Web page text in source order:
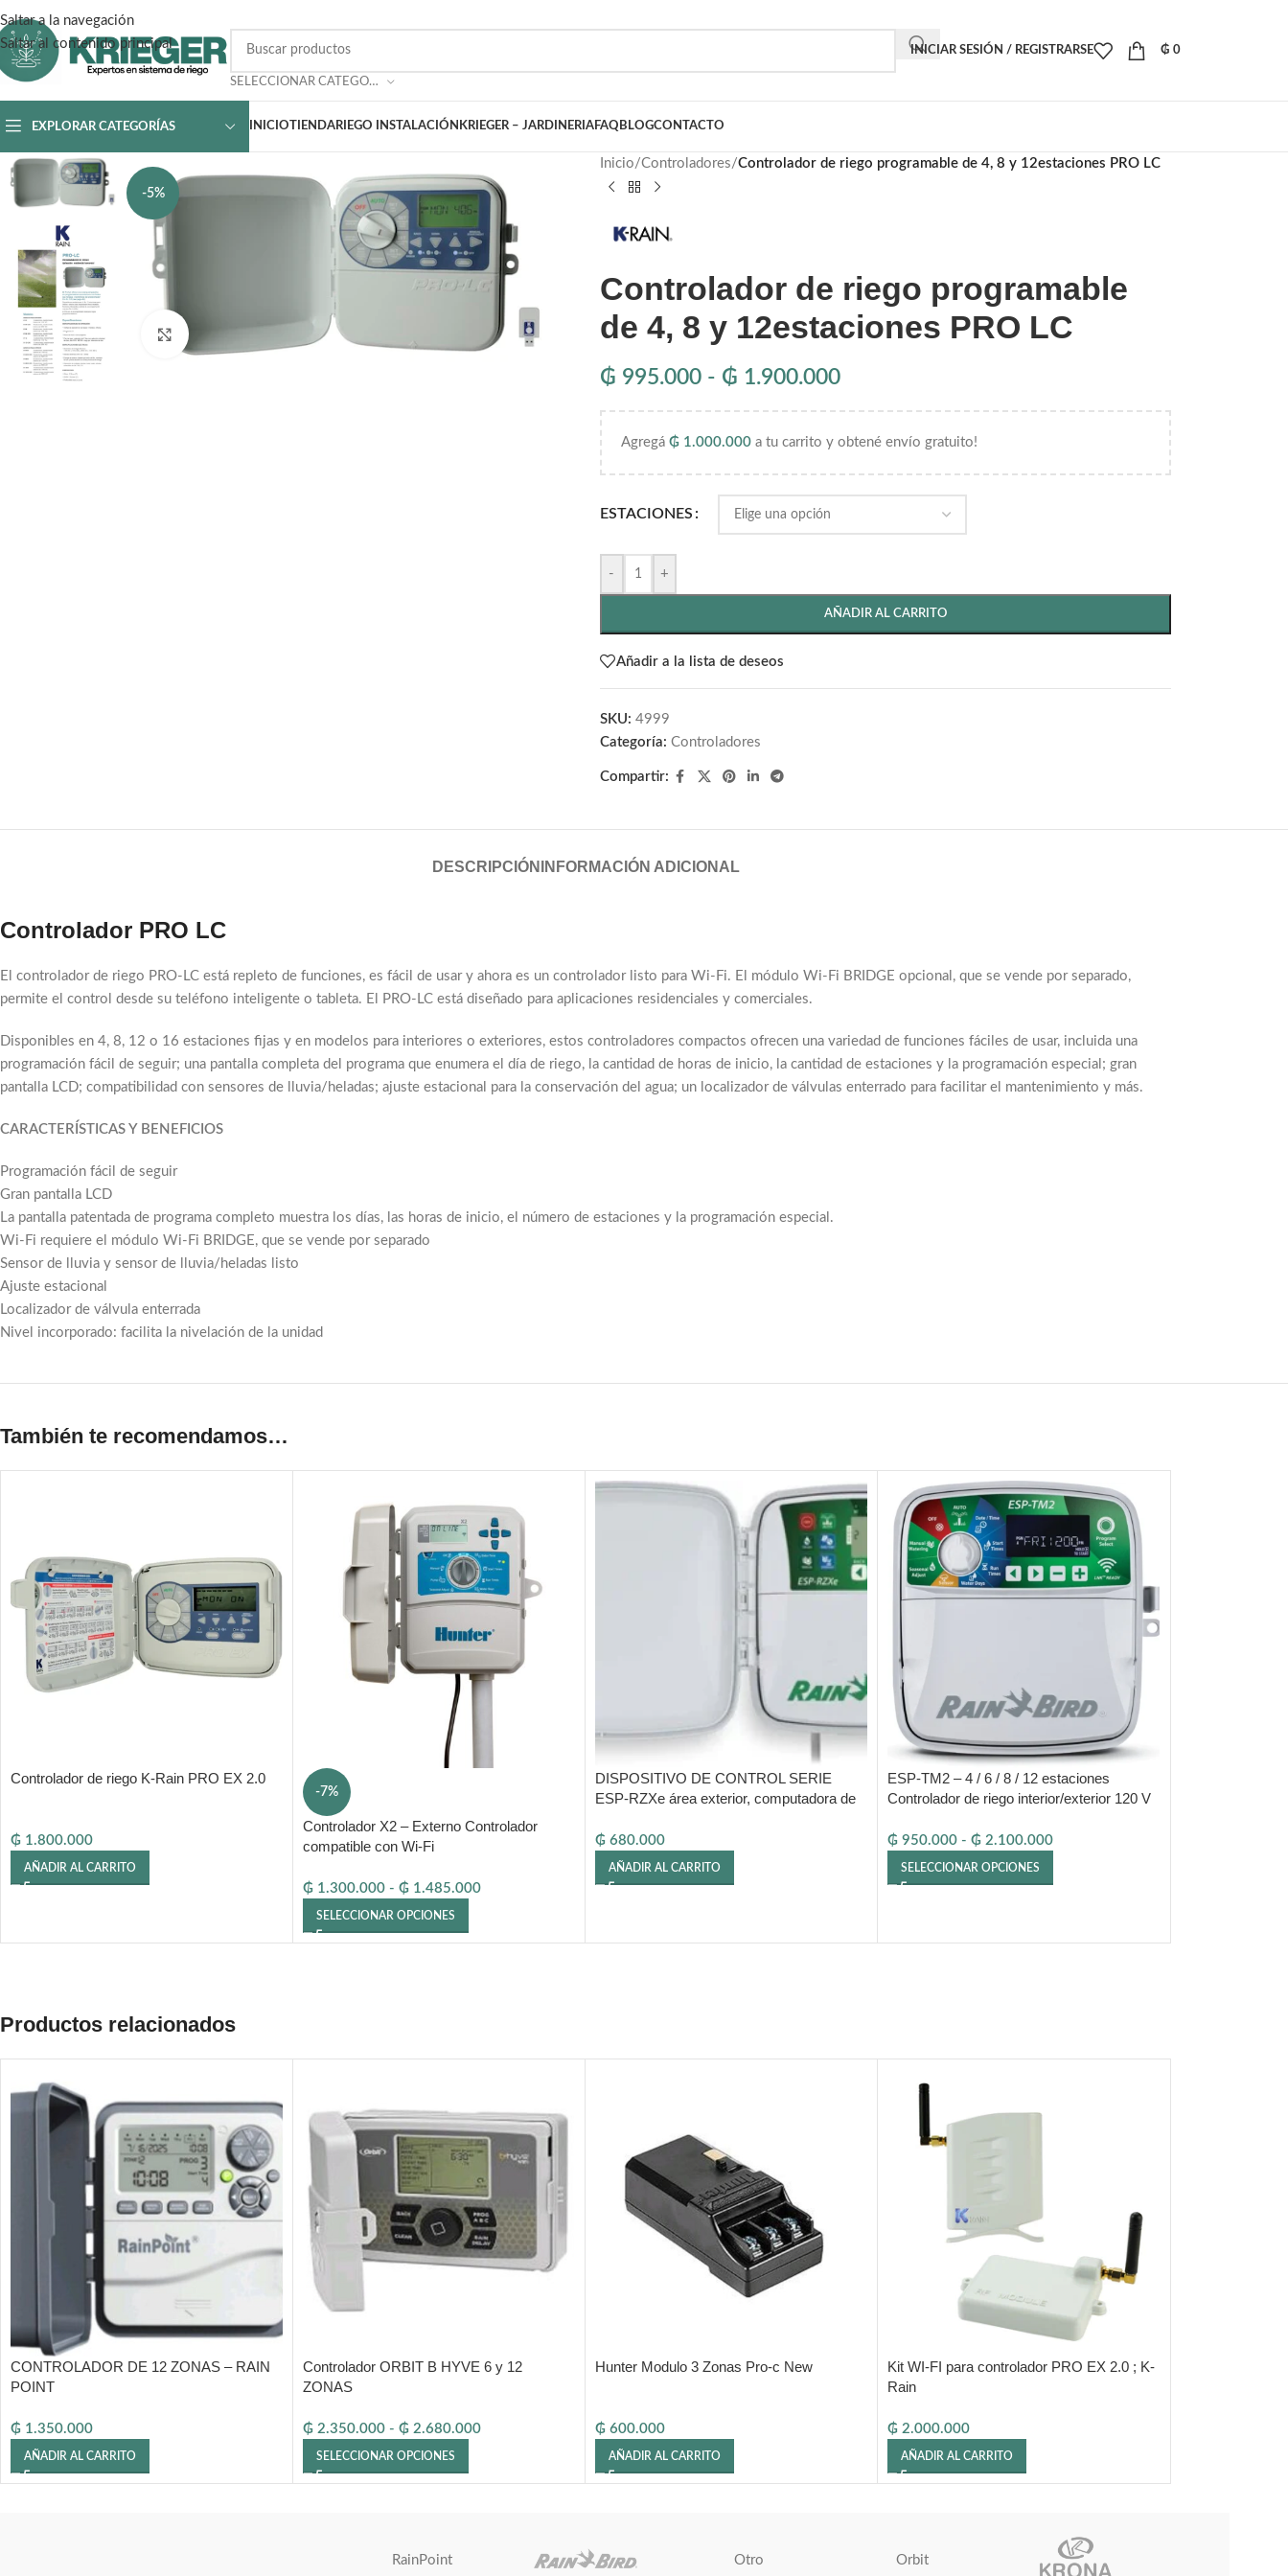
Saltar a la navegación
Saltar al contenido principal
SELECCIONAR CATEGORÍA
INICIAR SESIÓN / REGISTRARSE ₲ 0
EXPLORAR CATEGORÍAS INICIOTIENDARIEGO INSTALACIÓN KRIEGER – JARDINERIAFAQ BLOGCONTACTO
-5%
Inicio/Controladores/Controlador de riego programable de 4, 8 y 12estaciones PRO LC
Controlador de riego programable
de 4, 8 y 12estaciones PRO LC
₲ 995.000 - ₲ 1.900.000
Agregá ₲1.000.000a tu carrito y obtené envío gratuito!
ESTACIONES
- +
AÑADIR AL CARRITO
Añadir a la lista de deseos
SKU: 4999
Categoría: Controladores
Compartir:
DESCRIPCIÓN INFORMACIÓN ADICIONAL
Controlador PRO LC
El controlador de riego PRO-LC está repleto de funciones, es fácil de usar y ahora es un controlador listo para Wi-Fi. El módulo Wi-Fi BRIDGE opcional, que se vende por separado,
permite el control desde su teléfono inteligente o tableta. El PRO-LC está diseñado para aplicaciones residenciales y comerciales.
Disponibles en 4, 8, 12 o 16 estaciones fijas y en modelos para interiores o exteriores, estos controladores compactos ofrecen una variedad de funciones fáciles de usar, incluida una
programación fácil de seguir; una pantalla completa del programa que enumera el día de riego, la cantidad de horas de inicio, la cantidad de estaciones y la programación especial; gran
pantalla LCD; compatibilidad con sensores de lluvia/heladas; ajuste estacional para la conservación del agua; un localizador de válvulas enterrado para facilitar el mantenimiento y más.
CARACTERÍSTICAS Y BENEFICIOS
Programación fácil de seguir
Gran pantalla LCD
La pantalla patentada de programa completo muestra los días, las horas de inicio, el número de estaciones y la programación especial.
Wi-Fi requiere el módulo Wi-Fi BRIDGE, que se vende por separado
Sensor de lluvia y sensor de lluvia/heladas listo
Ajuste estacional
Localizador de válvula enterrada
Nivel incorporado: facilita la nivelación de la unidad
También te recomendamos…
Controlador de riego K-Rain PRO EX 2.0
₲ 1.800.000
AÑADIR AL CARRITO
-7%
Controlador X2 – Externo Controlador
compatible con Wi-Fi
₲ 1.300.000 - ₲ 1.485.000
SELECCIONAR OPCIONES
DISPOSITIVO DE CONTROL SERIE
ESP-RZXe área exterior, computadora de
₲ 680.000
AÑADIR AL CARRITO
ESP-TM2 – 4 / 6 / 8 / 12 estaciones
Controlador de riego interior/exterior 120 V
₲ 950.000 - ₲ 2.100.000
SELECCIONAR OPCIONES
Productos relacionados
CONTROLADOR DE 12 ZONAS – RAIN
POINT
₲ 1.350.000
AÑADIR AL CARRITO
Controlador ORBIT B HYVE 6 y 12
ZONAS
₲ 2.350.000 - ₲ 2.680.000
SELECCIONAR OPCIONES
Hunter Modulo 3 Zonas Pro-c New
₲ 600.000
AÑADIR AL CARRITO
Kit WI-FI para controlador PRO EX 2.0 ; K-
Rain
₲ 2.000.000
AÑADIR AL CARRITO
RainPoint Otro Orbit